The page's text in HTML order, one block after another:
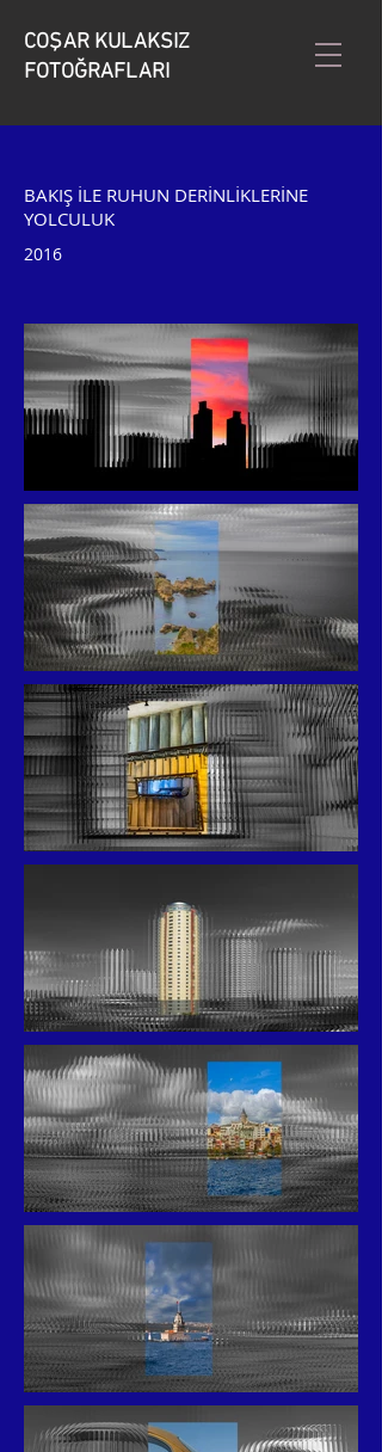
COŞAR KULAKSIZ
FOTOĞRAFLARI
BAKIŞ İLE RUHUN DERİNLİKLERİNE
YOLCULUK
2016